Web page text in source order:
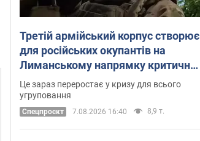
Третій армійський корпус створює
для російських окупантів на
Лиманському напрямку критичний
дискомфорт: як це вдалося
Це зараз переростає у кризу для всього
угруповання
Cпецпроєкт 7.08.2026 16:40 8,9 т.